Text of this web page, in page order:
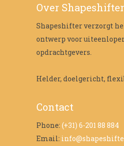
Over Shapeshifter
Shapeshifter verzorgt
ontwerp voor
opdrachtgevers.
Helder, doelgericht,
Contact
Phone: (+31) 6-201 88 884
Email: